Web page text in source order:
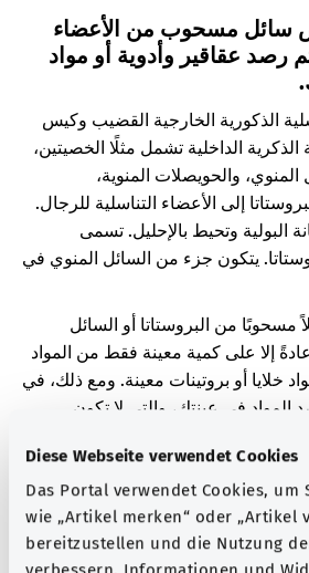
Diese Webseite verwendet Cookies
Das Portal verwendet Cookies, um
wie „Artikel merken“ oder „Artikel
bereitzustellen und die Nutzung
سائل مسحوب من الأعضاء
تم رصد عقاقير وأدوية أو مواد
الذكورية الخارجية القضيب وكيس
الذكرية الداخلية تشمل مثلًا الخصيتين،
المنوي، والحويصلات المنوية،
إلى الأعضاء التناسلية للرجال.
البولية وتحيط بالإحليل. تسمى
يتكون جزء من السائل المنوي في
مسحوبًا من البروستاتا أو السائل
إلا على كمية معينة فقط من المواد
خلايا أو بروتينات معينة. ومع ذلك، في
المواد في عينتك، والتي لا تكون
لا توجد هذه المواد بشكل طبيعي
ظهور بعض الأعراض. وهذه المواد،
وقد تكون هذه المواد سامة.